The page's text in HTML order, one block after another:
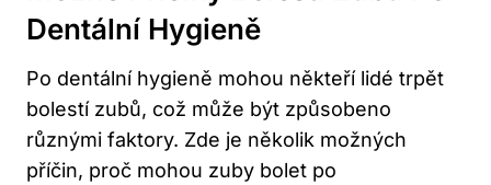
Dentální Hygieně
Po dentální hygieně mohou někteří lidé trpět
bolestí‍ zubů, což může⁢ být způsobeno
různými faktory. ⁣Zde je několik ⁣možných‍
příčin, proč mohou zuby bolet po